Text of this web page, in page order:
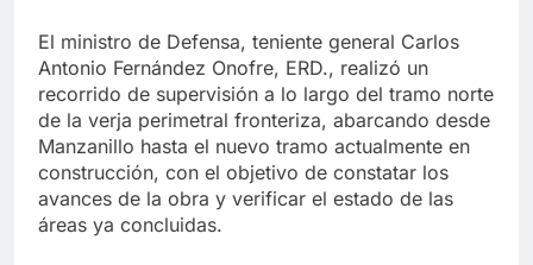
El ministro de Defensa, teniente general Carlos
Antonio Fernández Onofre, ERD., realizó un
recorrido de supervisión a lo largo del tramo norte
de la verja perimetral fronteriza, abarcando desde
Manzanillo hasta el nuevo tramo actualmente en
construcción, con el objetivo de constatar los
avances de la obra y verificar el estado de las
áreas ya concluidas.